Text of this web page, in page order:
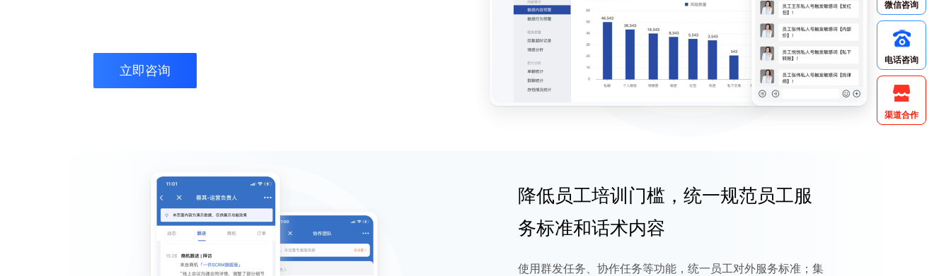
立即咨询
降低员工培训门槛，统一规范员工服
务标准和话术内容
使用群发任务、协作任务等功能，统一员工对外服务标准；集
微信咨询
电话咨询
渠道合作